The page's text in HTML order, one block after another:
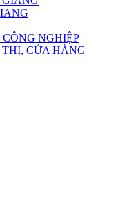
NGHIỆP
CỬA HÀNG